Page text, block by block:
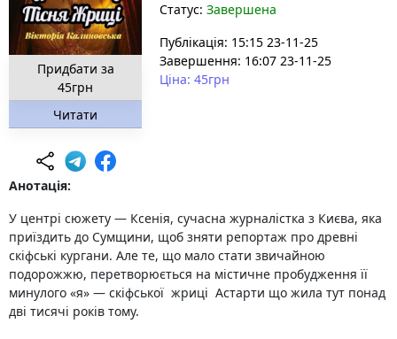
Придбати за
45грн
Читати
Статус: Завершена
Публікація: 15:15 23-11-25
Завершення: 16:07 23-11-25
Ціна: 45грн
Анотація:
У центрі сюжету — Ксенія, сучасна журналістка з Києва, яка
приїздить до Сумщини, щоб зняти репортаж про древні
скіфські кургани. Але те, що мало стати звичайною
подорожжю, перетворюється на містичне пробудження її
минулого «я» — скіфської жриці Астарти що жила тут понад
дві тисячі років тому.